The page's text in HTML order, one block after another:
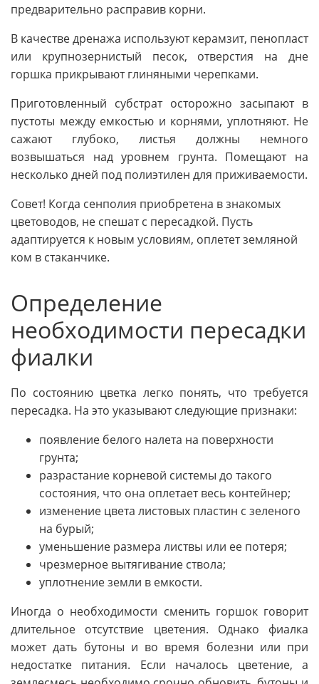
предварительно расправив корни.
В качестве дренажа используют керамзит, пенопласт
или крупнозернистый песок, отверстия на дне
горшка прикрывают глиняными черепками.
Приготовленный субстрат осторожно засыпают в
пустоты между емкостью и корнями, уплотняют. Не
сажают глубоко, листья должны немного
возвышаться над уровнем грунта. Помещают на
несколько дней под полиэтилен для приживаемости.
Совет! Когда сенполия приобретена в знакомых
цветоводов, не спешат с пересадкой. Пусть
адаптируется к новым условиям, оплетет земляной
ком в стаканчике.
Определение
необходимости пересадки
фиалки
По состоянию цветка легко понять, что требуется
пересадка. На это указывают следующие признаки:
появление белого налета на поверхности
грунта;
разрастание корневой системы до такого
состояния, что она оплетает весь контейнер;
изменение цвета листовых пластин с зеленого
на бурый;
уменьшение размера листвы или ее потеря;
чрезмерное вытягивание ствола;
уплотнение земли в емкости.
Иногда о необходимости сменить горшок говорит
длительное отсутствие цветения. Однако фиалка
может дать бутоны и во время болезни или при
недостатке питания. Если началось цветение, а